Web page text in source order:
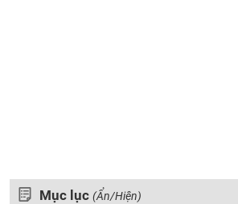
Mục lục (Ẩn/Hiện)